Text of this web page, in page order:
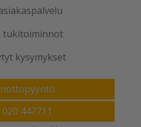
tukitoiminnot
kysymykset
447711